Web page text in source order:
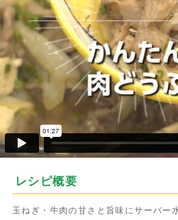
レシピ概要
玉ねぎ・牛肉の甘さと旨味にサーバー